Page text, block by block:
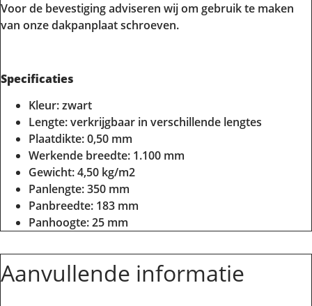
Voor de bevestiging adviseren wij om gebruik te maken
van onze dakpanplaat schroeven.
Specificaties
Kleur: zwart
Lengte: verkrijgbaar in verschillende lengtes
Plaatdikte: 0,50 mm
Werkende breedte: 1.100 mm
Gewicht: 4,50 kg/m2
Panlengte: 350 mm
Panbreedte: 183 mm
Panhoogte: 25 mm
Aanvullende informatie